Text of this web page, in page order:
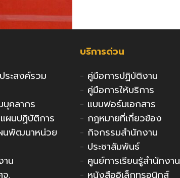
ะสงค์รวม
บุคลากร
ผนปฏิบัติการ
นพัฒนาหน่วย
าน
.
บริการด่วน
- คู่มือการปฏิบัติงาน
- คู่มือการให้บริการ
- แบบฟอร์มเอกสาร
- กฎหมายที่เกี่ยวข้อง
- กิจกรรมสำนักงาน
- ประชาสัมพันธ์
- ศูนย์การเรียนรู้สำนักงาน
- หนังสืออิเล็กทรอนิกส์